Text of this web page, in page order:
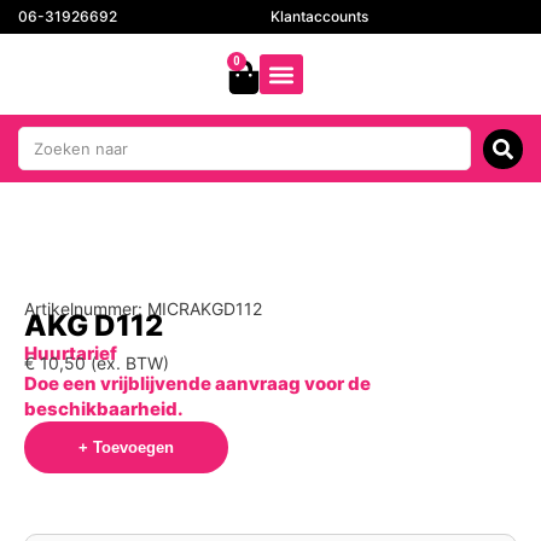
06-31926692 Klantaccounts
0
Artikelnummer: MICRAKGD112
AKG D112
Huurtarief
€10,50(ex. BTW)
Doe een vrijblijvende aanvraag voor de
beschikbaarheid.
+ Toevoegen